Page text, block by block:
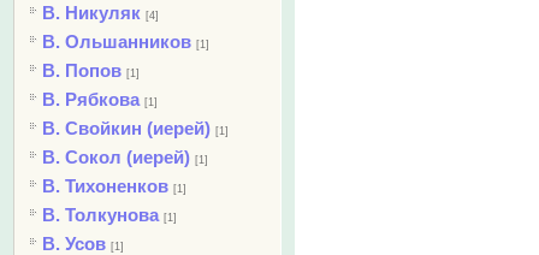
В. Никуляк [4]
В. Ольшанников [1]
В. Попов [1]
В. Рябкова [1]
В. Свойкин (иерей) [1]
В. Сокол (иерей) [1]
В. Тихоненков [1]
В. Толкунова [1]
В. Усов [1]